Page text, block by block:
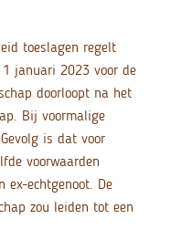
toeslagen regelt
januari 2023 voor de
doorloopt na het
Bij voormalige
is dat voor
voorwaarden
ex-echtgenoot. De
zou leiden tot een